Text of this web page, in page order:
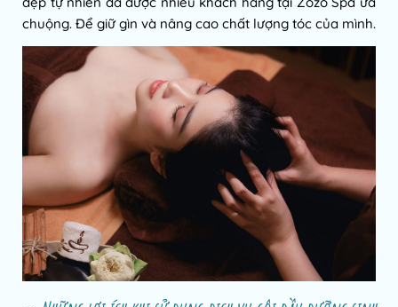
chuộng. Để giữ gìn và nâng cao chất lượng tóc của mình.